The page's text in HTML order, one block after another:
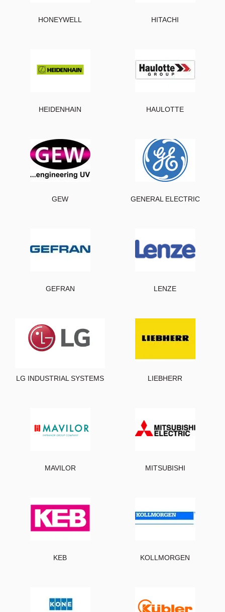
HONEYWELL HITACHI
HEIDENHAIN HAULOTTE
GEW GENERAL ELECTRIC
GEFRAN LENZE
LG INDUSTRIAL SYSTEMS LIEBHERR
MAVILOR MITSUBISHI
KEB KOLLMORGEN